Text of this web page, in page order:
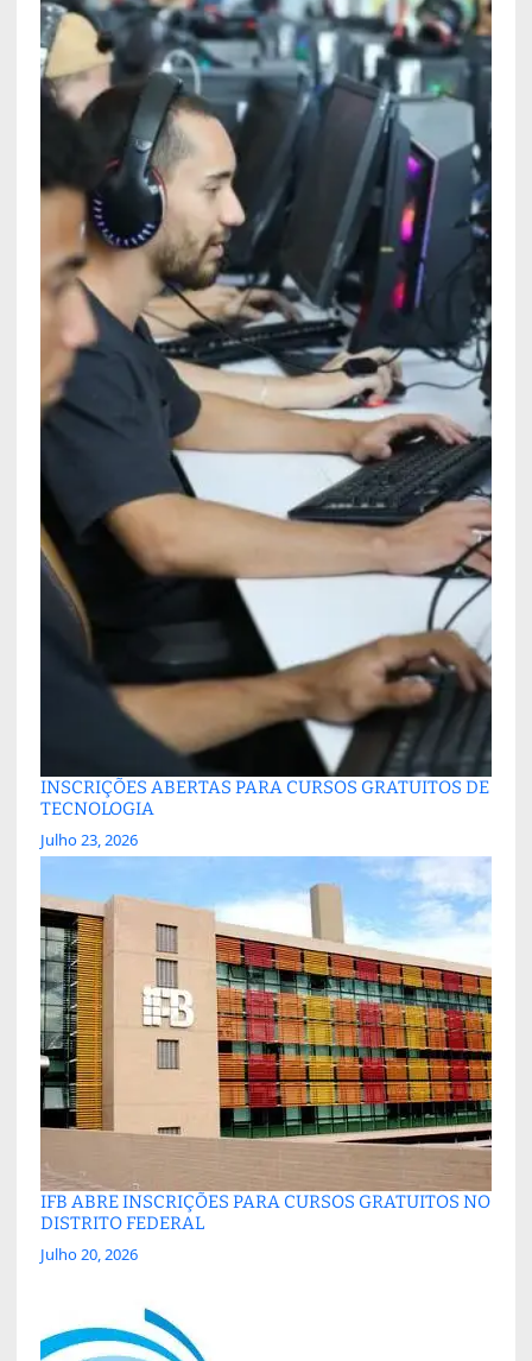
INSCRIÇÕES ABERTAS PARA CURSOS GRATUITOS DE
TECNOLOGIA
Julho 23, 2026
IFB ABRE INSCRIÇÕES PARA CURSOS GRATUITOS NO
DISTRITO FEDERAL
Julho 20, 2026